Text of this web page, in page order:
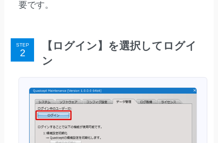
要です。
STEP
【ログイン】を選択してログイ
ン